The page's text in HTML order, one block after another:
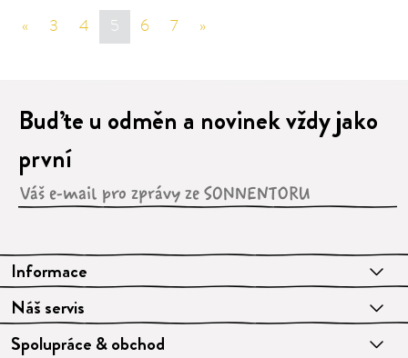
« sr.page.previous
3 4 5 6 7 »
Informace
Náš servis
Spolupráce & obchod
Buďte u odměn a novinek vždy jako
první